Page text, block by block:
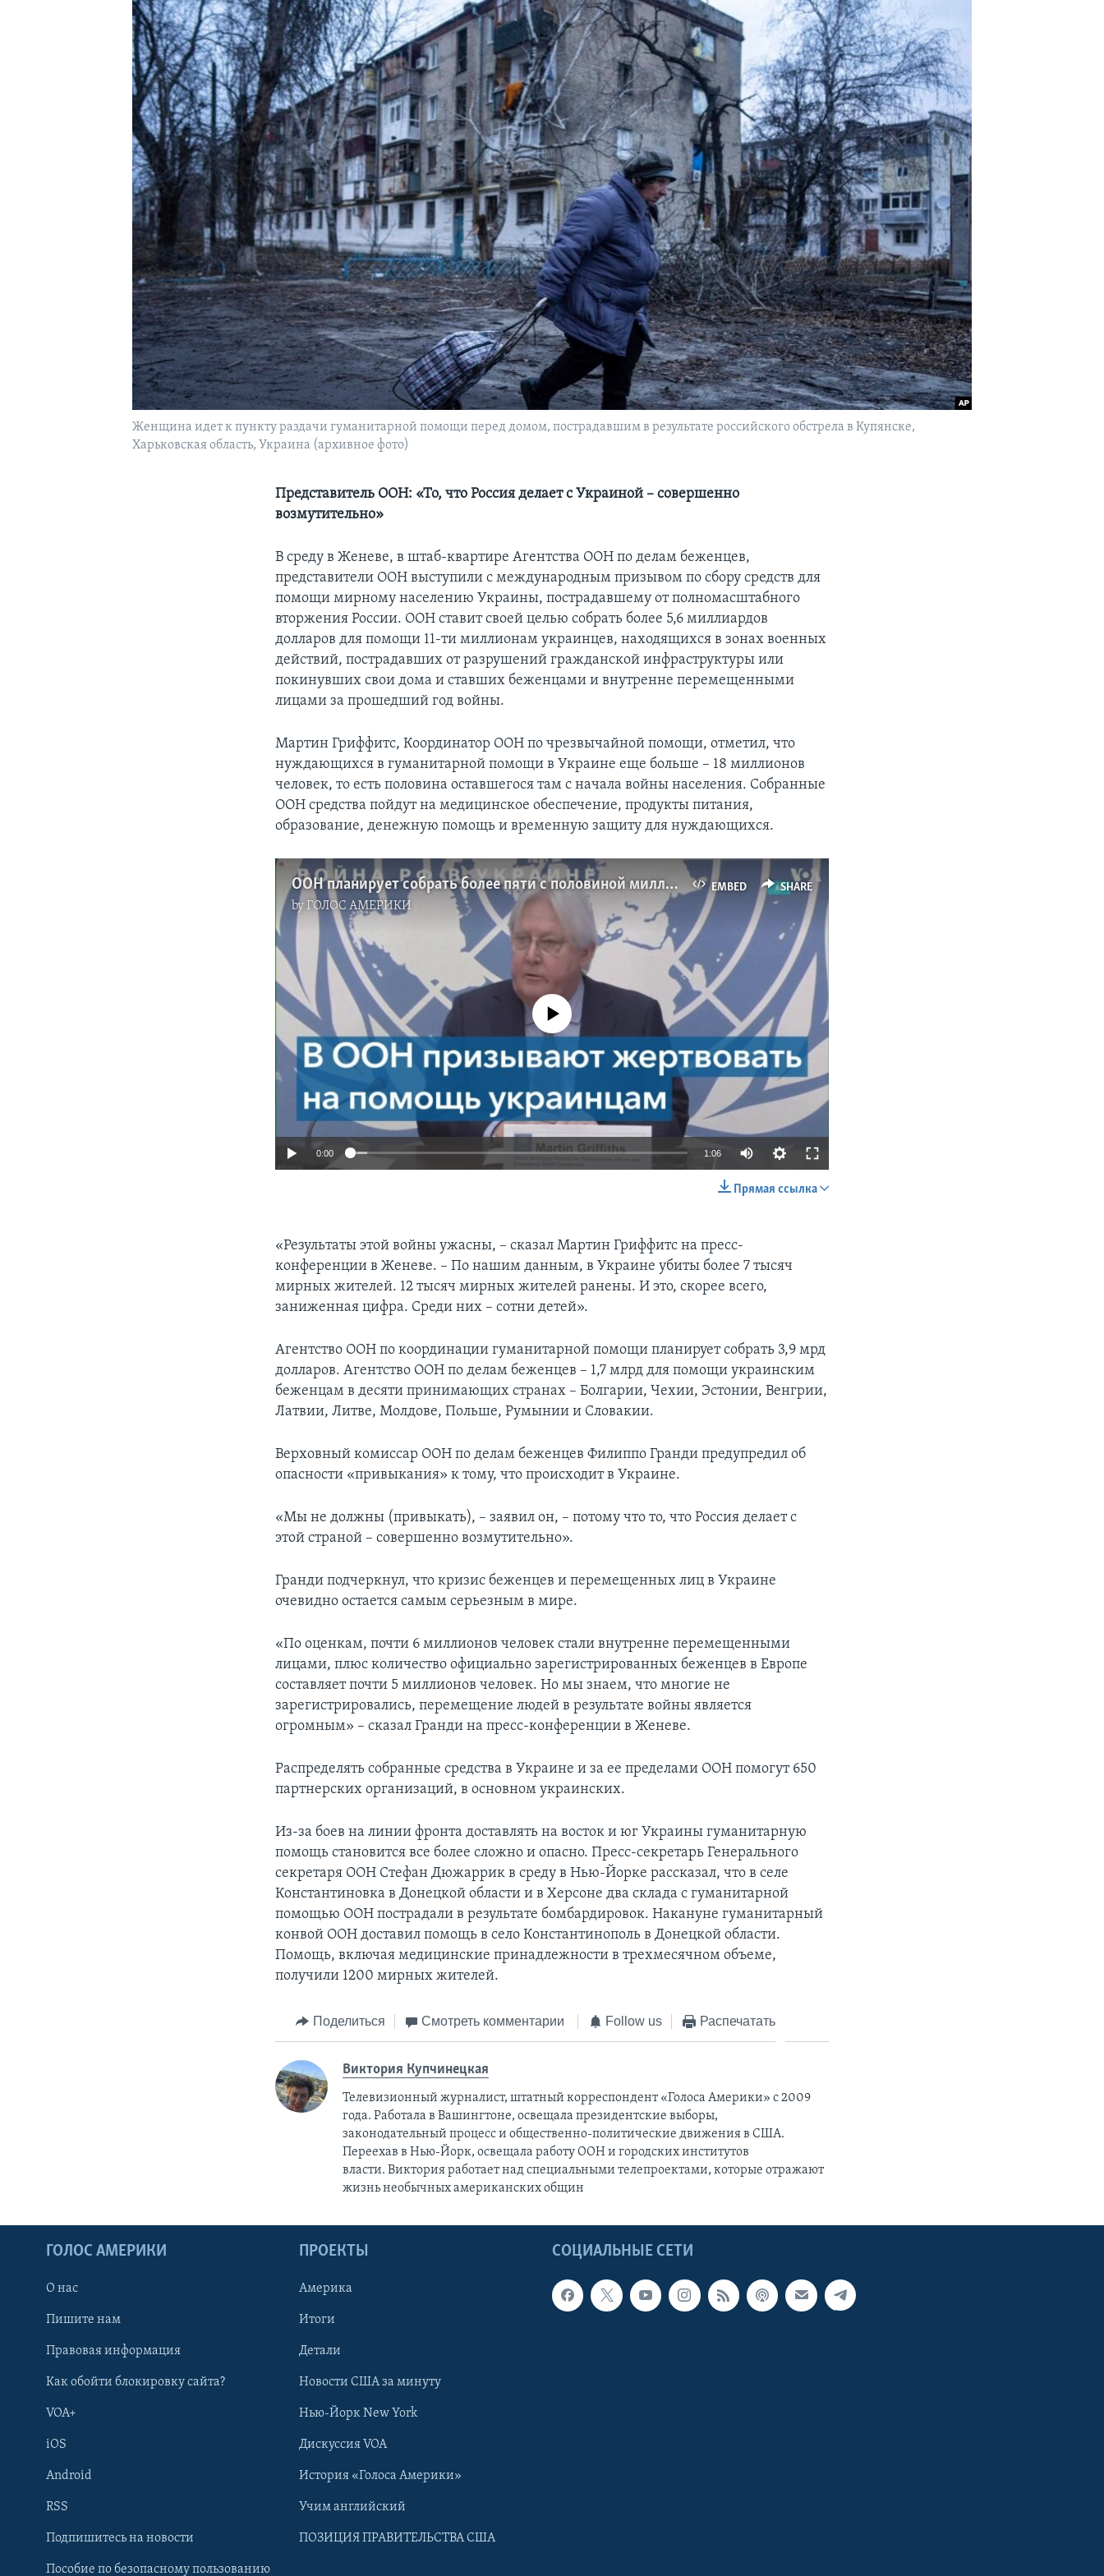
Learning English
Женщина идет к пункту раздачи гуманитарной помощи перед домом, пострадавшим в результате российского обстрела в Купянске,
Харьковская область, Украина (архивное фото)
Представитель ООН: «То, что Россия делает с Украиной – совершенно
возмутительно»
В среду в Женеве, в штаб-квартире Агентства ООН по делам беженцев,
представители ООН выступили с международным призывом по сбору средств для
помощи мирному населению Украины, пострадавшему от полномасштабного
вторжения России. ООН ставит своей целью собрать более 5,6 миллиардов
долларов для помощи 11-ти миллионам украинцев, находящихся в зонах военных
действий, пострадавших от разрушений гражданской инфраструктуры или
покинувших свои дома и ставших беженцами и внутренне перемещенными
лицами за прошедший год войны.
Мартин Гриффитс, Координатор ООН по чрезвычайной помощи, отметил, что
нуждающихся в гуманитарной помощи в Украине еще больше – 18 миллионов
человек, то есть половина оставшегося там с начала войны населения. Собранные
ООН средства пойдут на медицинское обеспечение, продукты питания,
образование, денежную помощь и временную защиту для нуждающихся.
EMBED SHARE
ООН планирует собрать более пяти с половиной миллиардов долларов для помощи Украине
byГОЛОС АМЕРИКИ
No media source currently available
0:00 1:06
Прямая ссылка
«Результаты этой войны ужасны, – сказал Мартин Гриффитс на пресс-
конференции в Женеве. – По нашим данным, в Украине убиты более 7 тысяч
мирных жителей. 12 тысяч мирных жителей ранены. И это, скорее всего,
заниженная цифра. Среди них – сотни детей».
Агентство ООН по координации гуманитарной помощи планирует собрать 3,9 мрд
долларов. Агентство ООН по делам беженцев – 1,7 млрд для помощи украинским
беженцам в десяти принимающих странах – Болгарии, Чехии, Эстонии, Венгрии,
Латвии, Литве, Молдове, Польше, Румынии и Словакии.
Верховный комиссар ООН по делам беженцев Филиппо Гранди предупредил об
опасности «привыкания» к тому, что происходит в Украине.
«Мы не должны (привыкать), – заявил он, – потому что то, что Россия делает с
этой страной – совершенно возмутительно».
Гранди подчеркнул, что кризис беженцев и перемещенных лиц в Украине
очевидно остается самым серьезным в мире.
«По оценкам, почти 6 миллионов человек стали внутренне перемещенными
лицами, плюс количество официально зарегистрированных беженцев в Европе
составляет почти 5 миллионов человек. Но мы знаем, что многие не
зарегистрировались, перемещение людей в результате войны является
огромным» – сказал Гранди на пресс-конференции в Женеве.
Распределять собранные средства в Украине и за ее пределами ООН помогут 650
партнерских организаций, в основном украинских.
Из-за боев на линии фронта доставлять на восток и юг Украины гуманитарную
помощь становится все более сложно и опасно. Пресс-секретарь Генерального
секретаря ООН Стефан Дюжаррик в среду в Нью-Йорке рассказал, что в селе
Константиновка в Донецкой области и в Херсоне два склада с гуманитарной
помощью ООН пострадали в результате бомбардировок. Накануне гуманитарный
конвой ООН доставил помощь в село Константинополь в Донецкой области.
Помощь, включая медицинские принадлежности в трехмесячном объеме,
получили 1200 мирных жителей.
Поделиться Смотреть комментарии Follow us Распечатать
Виктория Купчинецкая
Телевизионный журналист, штатный корреспондент «Голоса Америки» с 2009
года. Работала в Вашингтоне, освещала президентские выборы,
законодательный процесс и общественно-политические движения в США.
Переехав в Нью-Йорк, освещала работу ООН и городских институтов
власти. Виктория работает над специальными телепроектами, которые отражают
жизнь необычных американских общин
СОЦИАЛЬНЫЕ СЕТИ
ГОЛОС АМЕРИКИ
О нас
Пишите нам
Правовая информация
Как обойти блокировку сайта?
VOA+
iOS
Android
RSS
Подпишитесь на новости
Пособие по безопасному пользованию
ПРОЕКТЫ
Америка
Итоги
Детали
Новости США за минуту
Нью-Йорк New York
Дискуссия VOA
История «Голоса Америки»
Учим английский
ПОЗИЦИЯ ПРАВИТЕЛЬСТВА США